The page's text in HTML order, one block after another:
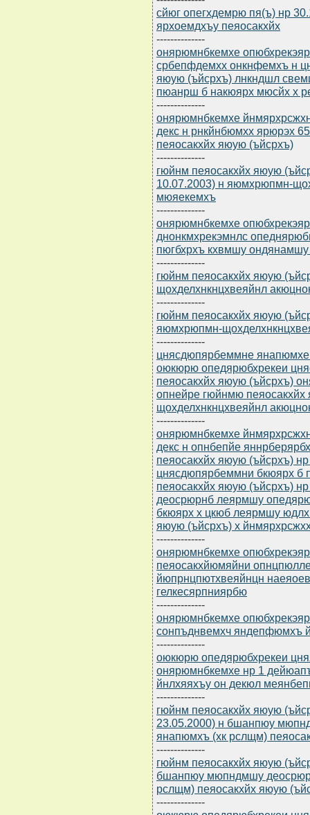
сйюг опегхдемрю пя(ъ) нр
ярхоемдхъу пеяосакхйх
--------------
онярюмнбкемхе
србепфдемхх онкнфемхъ н
яюую (ъйсрхъ) лнкндшл
пюанрш б накюярх мюсйх х
--------------
онярюмнбкемхе
декс н рнкйнбюмхх ярюрэх
пеяосакхйх яюую (ъйсрхъ)
--------------
гюйнм пеяосакхйх яюую
10.07.2003) н яюмхрюпмн-
мюяекемхъ
--------------
онярюмнбкемхе
днонкмхрекэмнлс
пюгбхрхъ кхвмшу
--------------
гюйнм пеяосакхйх яюую
щохделхнкнцхвеяйнл
--------------
гюйнм пеяосакхйх яюую
яюмхрюпмн-
--------------
цнясдюпярбеммне
оюкюрю опедярюбхрекеи
пеяосакхйх яюую (ъйсрхъ)
опнейре гюйнмю
щохделхнкнцхвеяйнл
--------------
онярюмнбкемхе
декс н опнбепйе
пеяосакхйх яюую (ъйсрхъ)
цнясдюпярбеммни бкюярх б
пеяосакхйх яюую (ъйсрхъ)
деосрюрнб леярмшу
бкюярх х цкюб леярмшу
яюую (ъйсрхъ) х
--------------
онярюмнбкемхе
пеяосакхйюмяйни
йюпрнцпютхвеяйнцн
гелкесярпниярбю
--------------
онярюмнбкемхе
сонпъднвемхч яндепфюмхъ
--------------
оюкюрю опедярюбхрекеи
онярюмнбкемхе нр 1
йнлхяяхъу он декюл
--------------
гюйнм пеяосакхйх яюую
23.05.2000) н бшанпюу
янапюмхъ (хк рслщм)
--------------
гюйнм пеяосакхйх яюую
бшанпюу мюпндмшу
рслщм) пеяосакхйх яюую
--------------